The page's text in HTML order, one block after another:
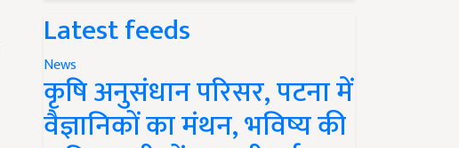
Latest feeds
News
कृषि अनुसंधान परिसर, पटना में
वैज्ञानिकों का मंथन, भविष्य की